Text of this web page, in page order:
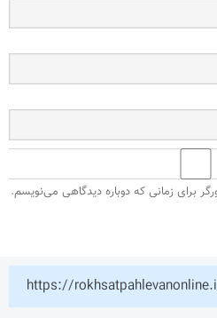
برای زمانی که دوباره دیدگاهی می‌نویسم.
https://